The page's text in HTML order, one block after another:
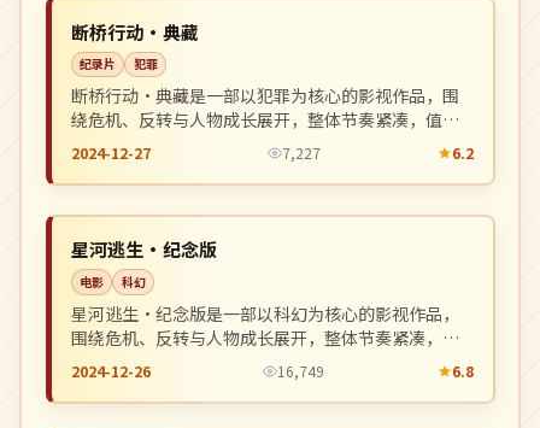
中国
断桥行动·典藏
纪录片 犯罪
断桥行动·典藏是一部以犯罪为核心的影视作品，围
绕危机、反转与人物成长展开，整体节奏紧凑，值得
推荐观看。
2024-12-27 7,227 6.2
中国
星河逃生·纪念版
电影 科幻
星河逃生·纪念版是一部以科幻为核心的影视作品，
围绕危机、反转与人物成长展开，整体节奏紧凑，值
得推荐观看。
2024-12-26 16,749 6.8